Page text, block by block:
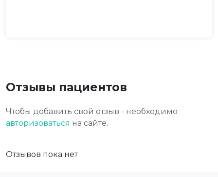
Отзывы пациентов
Чтобы добавить свой отзыв - необходимо
авторизоваться на сайте.
Отзывов пока нет